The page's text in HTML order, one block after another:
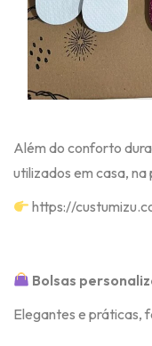
Além do conforto
utilizados em casa, na
https://
Bolsas
Elegantes e práticas,